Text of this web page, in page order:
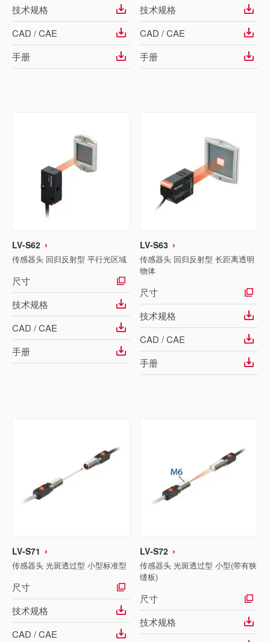
技术规格
CAD / CAE
手册
技术规格
CAD / CAE
手册
LV-S62
传感器头 回归反射型 平行光区域
尺寸
技术规格
CAD / CAE
手册
LV-S63
传感器头 回归反射型 长距离透明
物体
尺寸
技术规格
CAD / CAE
手册
LV-S71
传感器头 光斑透过型 小型标准型
尺寸
技术规格
CAD / CAE
LV-S72
传感器头 光斑透过型 小型(带有狭
缝板)
尺寸
技术规格